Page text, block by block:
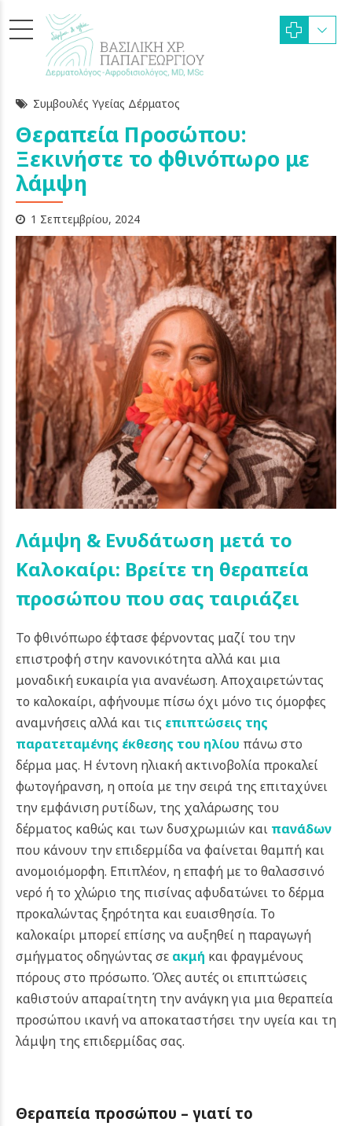
Συμβουλές Υγείας Δέρματος
Θεραπεία Προσώπου:
Ξεκινήστε το φθινόπωρο με
λάμψη
1 Σεπτεμβρίου, 2024
Λάμψη & Ενυδάτωση μετά το
Καλοκαίρι: Βρείτε τη θεραπεία
προσώπου που σας ταιριάζει
Το φθινόπωρο έφτασε φέρνοντας μαζί του την
επιστροφή στην κανονικότητα αλλά και μια
μοναδική ευκαιρία για ανανέωση. Αποχαιρετώντας
το καλοκαίρι, αφήνουμε πίσω όχι μόνο τις όμορφες
αναμνήσεις αλλά και τις επιπτώσεις της
παρατεταμένης έκθεσης του ηλίου πάνω στο
δέρμα μας. Η έντονη ηλιακή ακτινοβολία προκαλεί
φωτογήρανση, η οποία με την σειρά της επιταχύνει
την εμφάνιση ρυτίδων, της χαλάρωσης του
δέρματος καθώς και των δυσχρωμιών και πανάδων
που κάνουν την επιδερμίδα να φαίνεται θαμπή και
ανομοιόμορφη. Επιπλέον, η επαφή με το θαλασσινό
νερό ή το χλώριο της πισίνας αφυδατώνει το δέρμα
προκαλώντας ξηρότητα και ευαισθησία. Το
καλοκαίρι μπορεί επίσης να αυξηθεί η παραγωγή
σμήγματος οδηγώντας σε ακμή και φραγμένους
πόρους στο πρόσωπο. Όλες αυτές οι επιπτώσεις
καθιστούν απαραίτητη την ανάγκη για μια θεραπεία
προσώπου ικανή να αποκαταστήσει την υγεία και τη
λάμψη της επιδερμίδας σας.
Θεραπεία προσώπου – γιατί το